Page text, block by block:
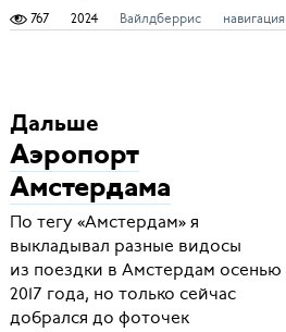
767 2024 Вайлдберрис навигация
Дальше
Аэропорт
Амстердама
По тегу «Амстердам» я
выкладывал разные видосы
из поездки в Амстердам осенью
2017 года, но только сейчас
добрался до фоточек